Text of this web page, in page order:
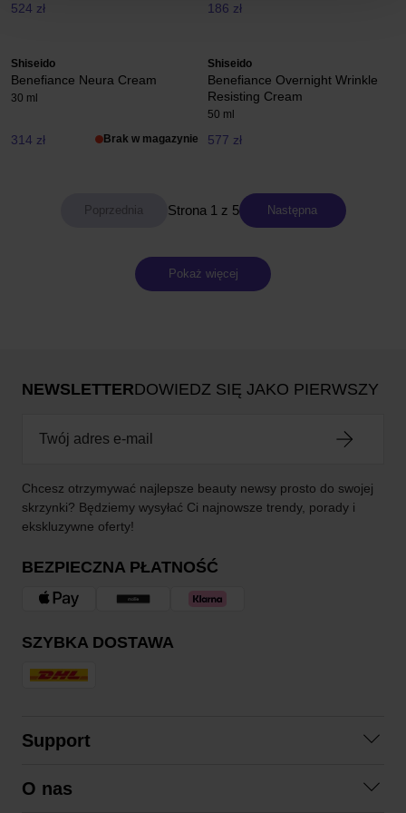
524 zł 186 zł
Shiseido
Benefiance Neura Cream
30 ml
314 zł Brak w magazynie
Shiseido
Benefiance Overnight Wrinkle
Resisting Cream
50 ml
577 zł
Strona 1 z 5 Następna
Pokaż więcej
NEWSLETTERDOWIEDZ SIĘ JAKO PIERWSZY
Chcesz otrzymywać najlepsze beauty newsy prosto do swojej
skrzynki? Będziemy wysyłać Ci najnowsze trendy, porady i
ekskluzywne oferty!
BEZPIECZNA PŁATNOŚĆ
SZYBKA DOSTAWA
Support
O nas